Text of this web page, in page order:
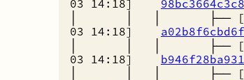
03 14:18]
│ │ │ ├── [559K
03 14:18]
│ │ │ ├── [ 628
03 14:18]
│ │ │ ├── [2.1K